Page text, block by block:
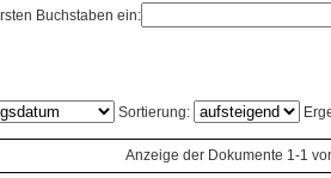
Buchstaben ein:
Sortierung:
Anzeige der Dokumente 1-1